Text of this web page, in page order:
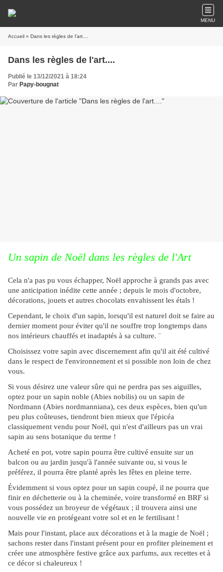
MENU
Accueil » Dans les règles de l'art....
Dans les règles de l'art....
Publié le 13/12/2021 à 18:24
Par Papy-bougnat
Un sapin de Noël dans les règles de l'Art
Cela n'a pas pu vous échapper, Noël approche à grands pas avec
une anticipation inédite cette année ; depuis le mois d'octobre,
décorations, jouets et autres chocolats envahissent les étals !
Cependant, le choix d'un sapin, lorsqu'il est naturel doit se faire au
dernier moment pour éviter qu'il ne souffre trop longtemps dans
nos intérieurs chauffés et inadaptés à sa culture. ¨
Choisissez votre sapin avec discernement afin qu'il ait été cultivé
dans le respect de l'environnement et si possible non loin de chez
vous.
Si vous désirez une valeur sûre qui ne perdra pas ses aiguilles,
optez pour un sapin noble (Abies nobilis) ou un sapin de
Nordmann (Abies nordmanniana), ces deux espèces, bien qu'un
peu plus coûteuses, tiendront bien mieux que l'épicéa
classiquement vendu pour Noël, qui n'est d'ailleurs pas un vrai
sapin au sens botanique du terme !
Acheté en pot, votre sapin pourra être cultivé ensuite sur un
balcon ou au jardin jusqu'à l'année suivante ou, si vous le
préférez, il pourra être planté après les fêtes en pleine terre.
Évidemment si vous optez pour un sapin coupé, il ne pourra que
finir en déchetterie ou à la cheminée, voire transformé en BRF si
vous possédez un broyeur de végétaux ; il trouvera ainsi une
nouvelle vie en protégeant votre sol et en le fertilisant !
Mais pour l'instant, place aux décorations et à la magie de Noël ;
sachons rester dans l'instant présent pour en profiter pleinement et
créer une atmosphère festive grâce aux parfums, aux recettes et à
ce décor si chaleureux !